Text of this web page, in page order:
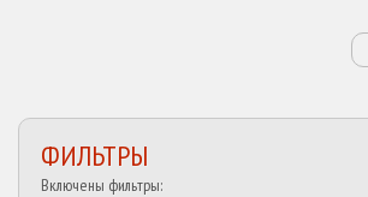
ФИЛЬТРЫ
Включены фильтры: